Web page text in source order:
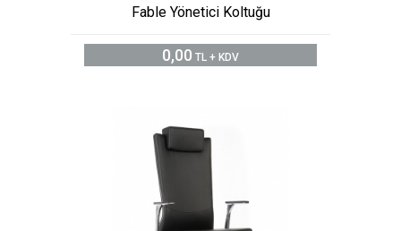
Fable Yönetici Koltuğu
0,00 TL + KDV